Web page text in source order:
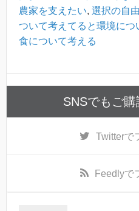
農家を支えたい, 選択の自由
ついて考えてると環境に
食について考える
SNSでもご購
Twitterで
Feedlyで